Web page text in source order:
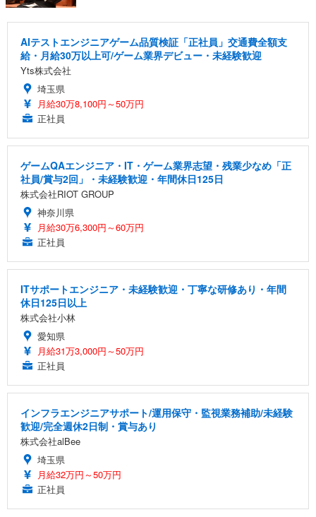
AIテストエンジニアゲーム品質検証「正社員」交通費全額支
給・月給30万以上可/ゲーム業界デビュー・未経験歓迎
Yts株式会社
埼玉県
月給30万8,100円～50万円
正社員
ゲームQAエンジニア・IT・ゲーム業界志望・残業少なめ「正
社員/賞与2回」・未経験歓迎・年間休日125日
株式会社RIOT GROUP
神奈川県
月給30万6,300円～60万円
正社員
ITサポートエンジニア・未経験歓迎・丁寧な研修あり・年間
休日125日以上
株式会社小林
愛知県
月給31万3,000円～50万円
正社員
インフラエンジニアサポート/運用保守・監視業務補助/未経験
歓迎/完全週休2日制・賞与あり
株式会社alBee
埼玉県
月給32万円～50万円
正社員